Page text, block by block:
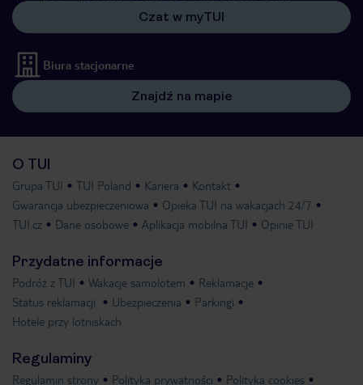
Czat w myTUI
Biura stacjonarne
Znajdź na mapie
O TUI
Grupa TUI TUI Poland Kariera
Kontakt
Gwarancja ubezpieczeniowa
Opieka TUI na wakacjach 24/7
TUI.cz
Dane osobowe Aplikacja mobilna TUI Opinie TUI
Przydatne informacje
Podróż z TUI Wakacje samolotem
Reklamacje
Status reklamacji
Ubezpieczenia
Parkingi
Hotele przy lotniskach
Regulaminy
Regulamin strony Polityka prywatności Polityka cookies